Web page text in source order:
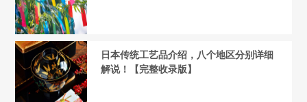
日本传统工艺品介绍，八个地区分别详细
解说！【完整收录版】